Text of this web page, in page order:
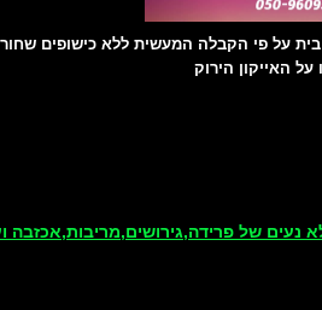
על פי הקבלה המעשית ללא כישופים
האייקון הירוק
נעים של פרידה,גירושים,מריבות,אכזבה